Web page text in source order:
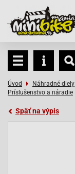
Úvod Náhradné diely
Príslušenstvo a náradie
Späť na výpis